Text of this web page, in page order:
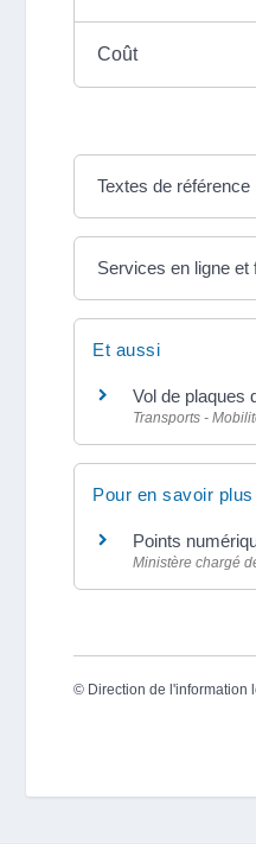
Coût
Textes de référence
Services en ligne et
Et aussi
Vol de plaques
Transports -
Pour en savoir plus
Points
Ministère chargé
© Direction de l'information